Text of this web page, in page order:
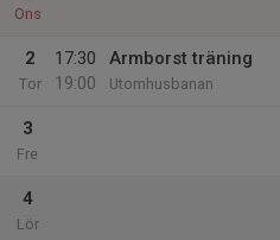
Ons
2
Tor
17:30
19:00
Armborst träning
Utomhusbanan
3
Fre
4
Lör